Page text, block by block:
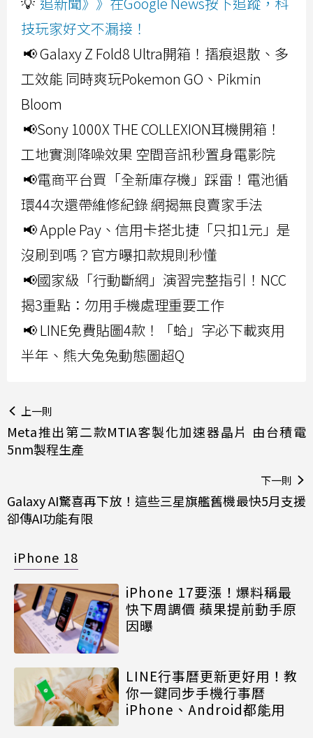
技玩家好文不漏接！
📢 Galaxy Z Fold8 Ultra開箱！摺痕退散、多
工效能 同時爽玩Pokemon GO、Pikmin
Bloom
📢Sony 1000X THE COLLEXION耳機開箱！
工地實測降噪效果 空間音訊秒置身電影院
📢電商平台買「全新庫存機」踩雷！電池循
環44次還帶維修紀錄 網揭無良賣家手法
📢 Apple Pay、信用卡搭北捷「只扣1元」是
沒刷到嗎？官方曝扣款規則秒懂
📢國家級「行動斷網」演習完整指引！NCC
揭3重點：勿用手機處理重要工作
📢 LINE免費貼圖4款！「蛤」字必下載爽用
半年、熊大兔兔動態圖超Q
上一則
Meta推出第二款MTIA客製化加速器晶片 由台積電
5nm製程生產
下一則
Galaxy AI驚喜再下放！這些三星旗艦舊機最快5月支援
卻傳AI功能有限
iPhone 18
iPhone 17要漲！爆料稱最
快下周調價 蘋果提前動手原
因曝
LINE行事曆更新更好用！教
你一鍵同步手機行事曆
iPhone、Android都能用